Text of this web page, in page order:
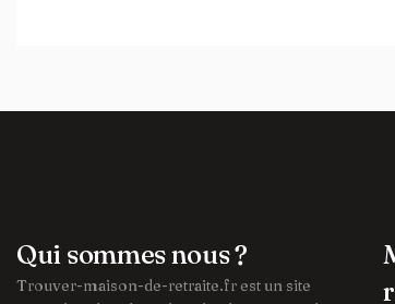
Qui sommes nous ?
Trouver-maison-de-retraite.fr est un site